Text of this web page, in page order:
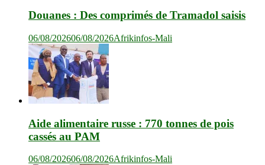
Douanes : Des comprimés de Tramadol saisis
06/08/202606/08/2026Afrikinfos-Mali
Aide alimentaire russe : 770 tonnes de pois
cassés au PAM
06/08/202606/08/2026Afrikinfos-Mali